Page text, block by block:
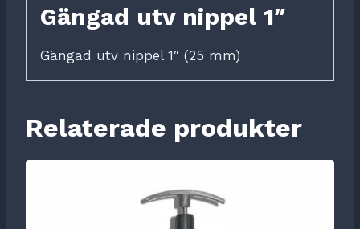
Gängad utv nippel 1″
Gängad utv nippel 1″ (25 mm)
Relaterade produkter